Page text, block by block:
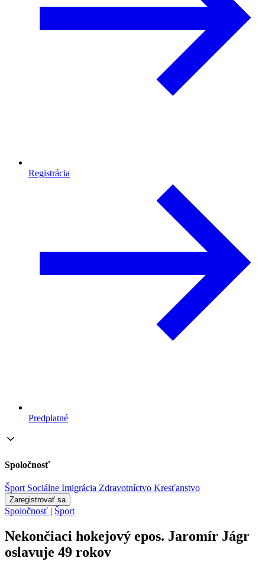
Registrácia
Predplatné
Spoločnosť
Šport Sociálne Imigrácia Zdravotníctvo Kresťanstvo
Zaregistrovať sa
Spoločnosť | Šport
Nekončiaci hokejový epos. Jaromír Jágr
oslavuje 49 rokov